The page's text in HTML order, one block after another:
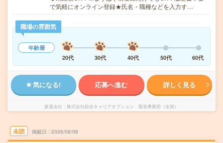
で気軽にオンライン登録★氏名・職種などを入力す…
職場の雰囲気
年齢層
20代
30代 40代 50代 60代
気になる! 応募へ進む 詳しく見る
派遣会社 株式会社綜合キャリアオプション 製造事業部（全国）
未読 掲載日 2026/08/08